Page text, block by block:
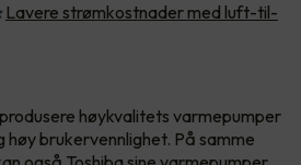
Lavere strømkostnader med luft-til-
høykvalitets varmepumper
høy brukervennlighet. På samme